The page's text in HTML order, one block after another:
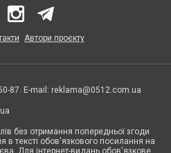
Автори проєкту
87. E-mail: reklama@0512.com.ua
без отримання попередньої згоди
тексті обов'язкового посилання на
Для інтернет-видань обов'язкове